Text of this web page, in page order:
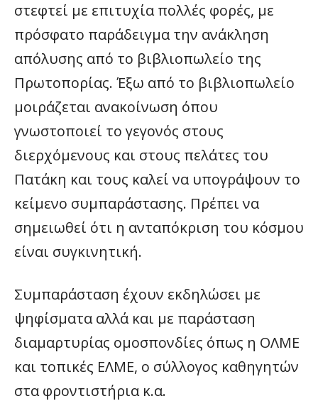
στεφτεί με επιτυχία πολλές φορές, με
πρόσφατο παράδειγμα την ανάκληση
απόλυσης από το βιβλιοπωλείο της
Πρωτοπορίας. Έξω από το βιβλιοπωλείο
μοιράζεται ανακοίνωση όπου
γνωστοποιεί το γεγονός στους
διερχόμενους και στους πελάτες του
Πατάκη και τους καλεί να υπογράψουν το
κείμενο συμπαράστασης. Πρέπει να
σημειωθεί ότι η ανταπόκριση του κόσμου
είναι συγκινητική.
Συμπαράσταση έχουν εκδηλώσει με
ψηφίσματα αλλά και με παράσταση
διαμαρτυρίας ομοσπονδίες όπως η ΟΛΜΕ
και τοπικές ΕΛΜΕ, ο σύλλογος καθηγητών
στα φροντιστήρια κ.α.